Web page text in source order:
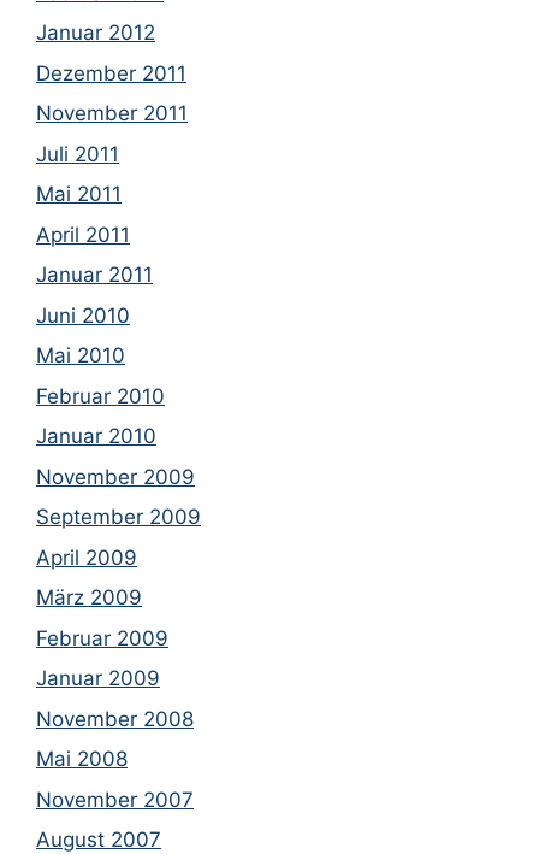
Januar 2012
Dezember 2011
November 2011
Juli 2011
Mai 2011
April 2011
Januar 2011
Juni 2010
Mai 2010
Februar 2010
Januar 2010
November 2009
September 2009
April 2009
März 2009
Februar 2009
Januar 2009
November 2008
Mai 2008
November 2007
August 2007